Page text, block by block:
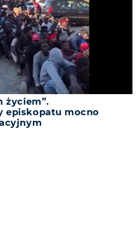
życiem”.
episkopatu mocno